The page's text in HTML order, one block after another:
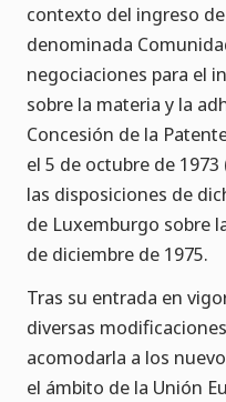
contexto del ingreso
denominada
negociaciones para el
sobre la materia y la
Concesión de la
el 5 de octubre de 1973
las disposiciones de
de Luxemburgo sobre
de diciembre de 1975.
Tras su entrada en
diversas
acomodarla a los
el ámbito de la Unión